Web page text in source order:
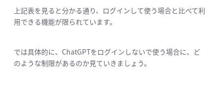
上記表を見ると分かる通り、ログインして使う場合と比べて利
用できる機能が限られています。
では具体的に、ChatGPTをログインしないで使う場合に、ど
のような制限があるのか見ていきましょう。